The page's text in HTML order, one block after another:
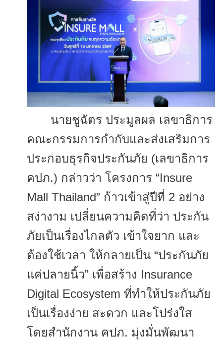
นายชูฉัตร ประมูลผล เลขาธิการ
คณะกรรมการกำกับและส่งเสริมการ
ประกอบธุรกิจประกันภัย (เลขาธิการ
คปภ.) กล่าวว่า โครงการ “Insure
Mall Thailand” ก้าวเข้าสู่ปีที่ 2 อย่าง
สง่างาม เปลี่ยนความคิดที่ว่า ประกัน
ภัยเป็นเรื่องไกลตัว เข้าใจยาก และ
ต้องใช้เวลา ให้กลายเป็น “ประกันภัย
แค่ปลายนิ้ว” เพื่อสร้าง Insurance
Digital Ecosystem ที่ทำให้ประกันภัย
เป็นเรื่องง่าย สะดวก และโปร่งใส
โดยสำนักงาน คปภ. มุ่งมั่นพัฒนา